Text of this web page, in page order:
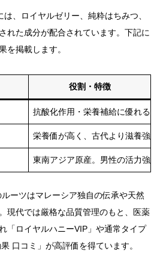
、ロイヤルゼリー、純粋はちみつ、
れた成分が配合されています。下記に
を掲載します。
役割・特徴
抗酸化作用・栄養補給に優れる
栄養価が高く、古代より滋養強壮
東南アジア原産。男性の活力強化
ーツはマレーシア独自の伝承や天然
現代では厳格な品質管理のもと、医薬
「ロイヤルハニーVIP」や通常タイプ
口コミ」が高評価を得ています。